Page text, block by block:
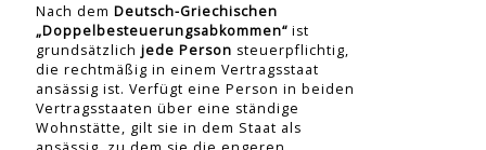
Nach dem Deutsch-Griechischen
„Doppelbesteuerungsabkommen“ist
grundsätzlich jede Person steuerpflichtig,
die rechtmäßig in einem Vertragsstaat
ansässig ist. Verfügt eine Person in beiden
Vertragsstaaten über eine ständige
Wohnstätte, gilt sie in dem Staat als